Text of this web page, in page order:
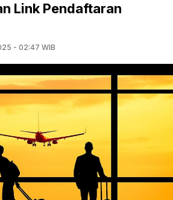
Link Pendaftaran
- 02:47 WIB